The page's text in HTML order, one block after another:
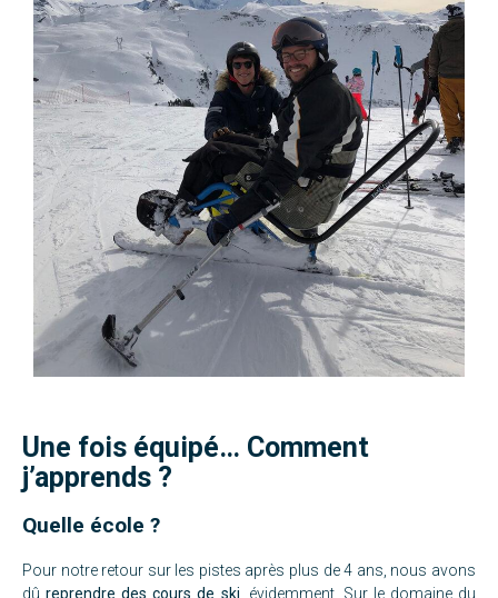
Une fois équipé… Comment
j’apprends ?
Quelle école ?
Pour notre retour sur les pistes après plus de 4 ans, nous avons
dûreprendre des cours de ski , évidemment. Sur le domaine du